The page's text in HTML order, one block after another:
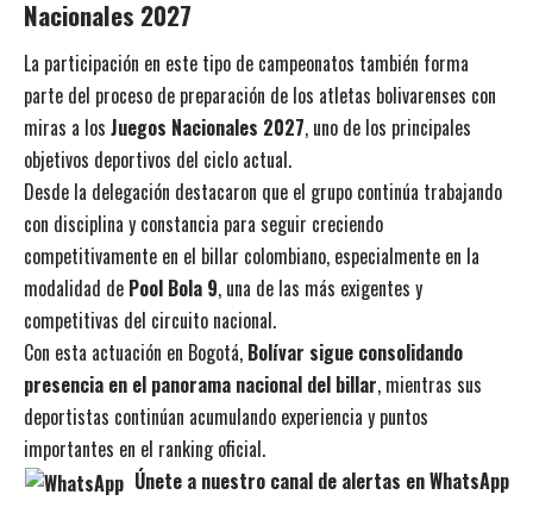
Nacionales 2027
La participación en este tipo de campeonatos también forma
parte del proceso de preparación de los atletas bolivarenses con
miras a los Juegos Nacionales 2027, uno de los principales
objetivos deportivos del ciclo actual.
Desde la delegación destacaron que el grupo continúa trabajando
con disciplina y constancia para seguir creciendo
competitivamente en el billar colombiano, especialmente en la
modalidad de Pool Bola 9, una de las más exigentes y
competitivas del circuito nacional.
Con esta actuación en Bogotá, Bolívar sigue consolidando
presencia en el panorama nacional del billar, mientras sus
deportistas continúan acumulando experiencia y puntos
importantes en el ranking oficial.
Únete a nuestro canal de alertas en WhatsApp